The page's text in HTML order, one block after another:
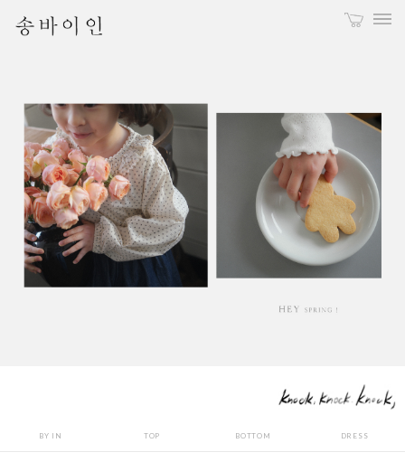
BY IN TOP BOTTOM DRESS